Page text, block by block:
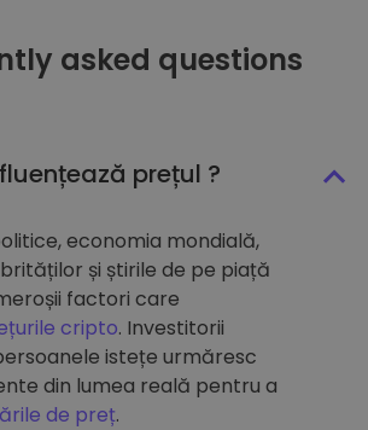
asked questions
prețul ?
economia mondială,
și știrile de pe piață
factori care
cripto. Investitorii
istețe urmăresc
din lumea reală pentru a
de preț.